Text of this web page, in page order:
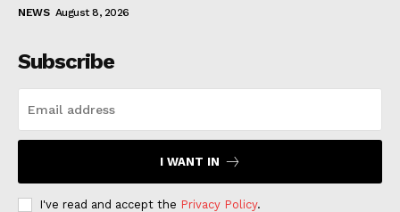
NEWS August 8, 2026
Subscribe
I WANT IN
I've read and accept the Privacy Policy.